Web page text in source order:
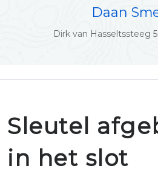
Daan
Dirk van Hasseltssteeg
Sleutel
in het slot